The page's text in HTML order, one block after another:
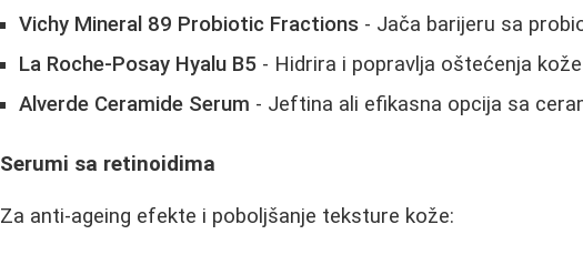
Vichy Mineral 89 Probiotic Fractions - Jača barijeru sa
La Roche-Posay Hyalu B5 - Hidrira i popravlja oštećenja kože
Alverde Ceramide Serum - Jeftina ali efikasna opcija sa
Serumi sa retinoidima
Za anti-ageing efekte i poboljšanje teksture kože: